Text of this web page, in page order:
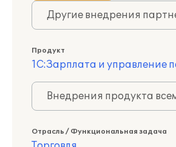
Другие внедрения
Продукт
1С:Зарплата и управление
Внедрения продукта
Отрасль / Функциональная задача